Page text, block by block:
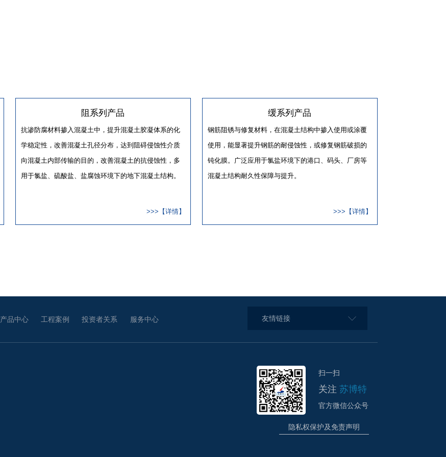
阻系列产品
抗渗防腐材料掺入混凝土中，提升混凝土胶凝体系的化
学稳定性，改善混凝土孔径分布，达到阻碍侵蚀性介质
向混凝土内部传输的目的，改善混凝土的抗侵蚀性，多
用于氯盐、硫酸盐、盐腐蚀环境下的地下混凝土结构。
>>>【详情】
缓系列产品
钢筋阻锈与修复材料，在混凝土结构中掺入使用或涂覆
使用，能显著提升钢筋的耐侵蚀性，或修复钢筋破损的
钝化膜。广泛应用于氯盐环境下的港口、码头、厂房等
混凝土结构耐久性保障与提升。
>>>【详情】
产品中心 工程案例 投资者关系 服务中心 友情链接
扫一扫
关注 苏博特
官方微信公众号
隐私权保护及免责声明